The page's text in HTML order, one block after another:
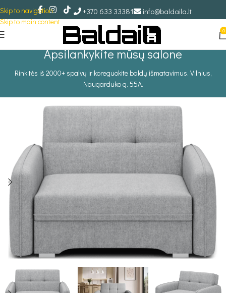
Skip to navigation
Skip to main content
+370 633 33381 info@baldaila.lt
0
Apsilankykite mūsų salone
Rinkitės iš 2000+ spalvų ir koreguokite baldų išmatavimus. Vilnius,
Naugarduko g. 55A.